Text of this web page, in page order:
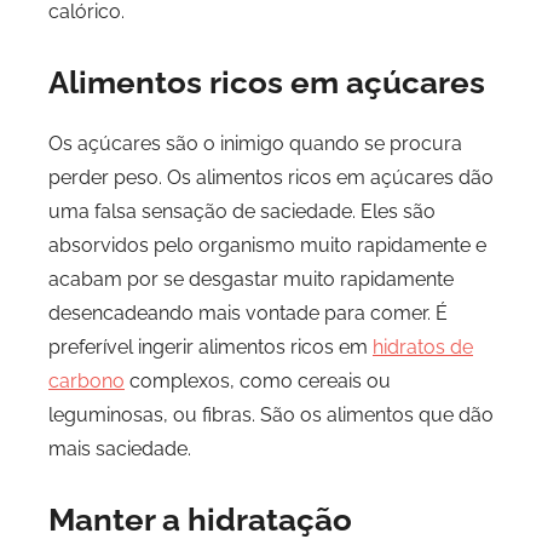
calórico.
Alimentos ricos em açúcares
Os açúcares são o inimigo quando se procura
perder peso. Os alimentos ricos em açúcares dão
uma falsa sensação de saciedade. Eles são
absorvidos pelo organismo muito rapidamente e
acabam por se desgastar muito rapidamente
desencadeando mais vontade para comer. É
preferível ingerir alimentos ricos em hidratos de
carbono complexos, como cereais ou
leguminosas, ou fibras. São os alimentos que dão
mais saciedade.
Manter a hidratação